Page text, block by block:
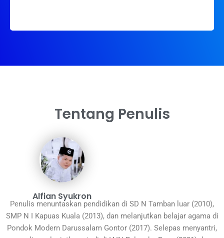
Tentang Penulis
Alfian Syukron
Penulis menuntaskan pendidikan di SD N Tamban luar (2010),
SMP N I Kapuas Kuala (2013), dan melanjutkan belajar agama di
Pondok Modern Darussalam Gontor (2017). Selepas menyantri,